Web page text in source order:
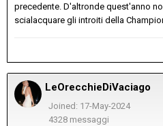
precedente. D'altronde quest'anno
scialacquare gli introiti della
LeOrecchieDiVaciago
Joined: 17-May-2024
4328 messaggi